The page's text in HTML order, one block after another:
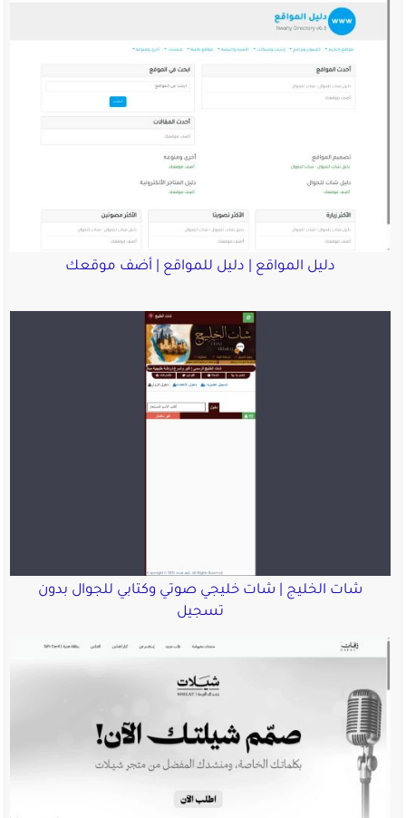
دليل المواقع | دليل للمواقع | أضف موقعك
شات الخليج | شات خليجي صوتي وكتابي للجوال بدون
تسجيل